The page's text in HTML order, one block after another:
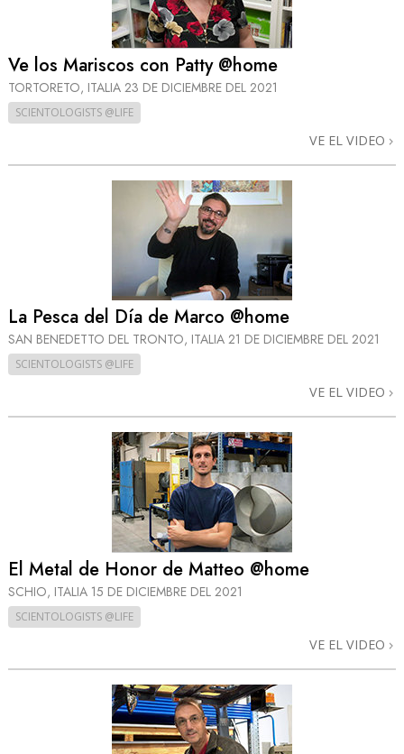
Ve los Mariscos con Patty @home
TORTORETO, ITALIA 23 DE DICIEMBRE DEL 2021
SCIENTOLOGISTS @LIFE
VE EL VIDEO
La Pesca del Día de Marco @home
SAN BENEDETTO DEL TRONTO, ITALIA 21 DE DICIEMBRE DEL 2021
SCIENTOLOGISTS @LIFE
VE EL VIDEO
El Metal de Honor de Matteo @home
SCHIO, ITALIA 15 DE DICIEMBRE DEL 2021
SCIENTOLOGISTS @LIFE
VE EL VIDEO